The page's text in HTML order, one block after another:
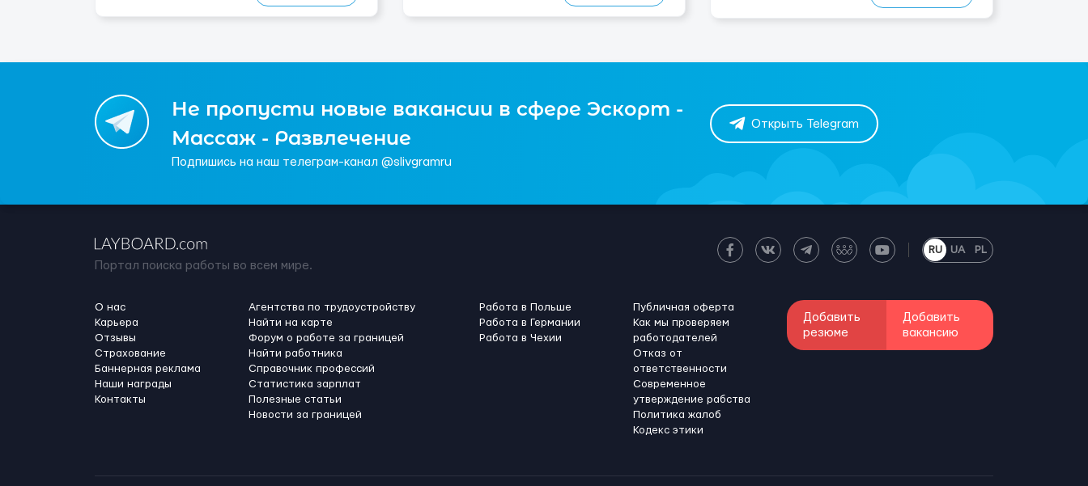
портфолио. Обязанности Подготовка оснований
...
Не пропусти новые вакансии в сфере Эскорт -
Массаж - Развлечение
Подпишись на наш телеграм-канал @slivgramru
Открыть Telegram
Портал поиска работы во всем мире.
RU UA PL
О нас
Карьера
Отзывы
Страхование
Баннерная реклама
Наши награды
Контакты
Агентства по трудоустройству
Найти на карте
Форум о работе за границей
Найти работника
Справочник профессий
Статистика зарплат
Полезные статьи
Новости за границей
Работа в Польше
Работа в Германии
Работа в Чехии
Публичная оферта
Как мы проверяем
работодателей
Отказ от
ответственности
Современное
утверждение рабства
Политика жалоб
Кодекс этики
Добавить
резюме
Добавить
вакансию